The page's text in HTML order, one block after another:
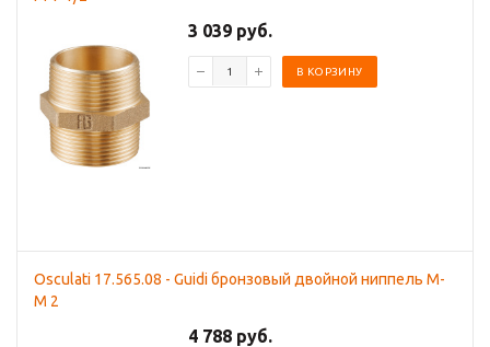
3 039 руб.
В КОРЗИНУ
Osculati 17.565.08 - Guidi бронзовый двойной ниппель M-
M 2
4 788 руб.